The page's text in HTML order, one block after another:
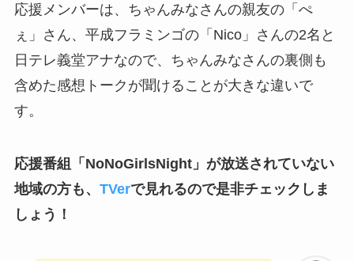
応援メンバーは、ちゃんみなさんの親友の「ぺ
ぇ」さん、平成フラミンゴの「Nico」さんの2名と
日テレ義堂アナなので、ちゃんみなさんの裏側も
含めた感想トークが聞けることが大きな違いで
す。
応援番組「NoNoGirlsNight」が放送されていない
地域の方も、 TVerで見れるので是非チェックしま
しょう！